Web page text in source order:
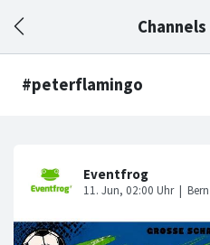
Channels
#peterflamingo